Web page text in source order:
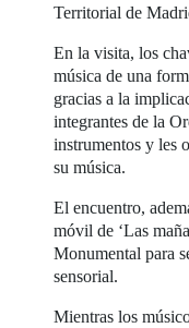
Territorial de
En la visita, los
música de una
gracias a la
integrantes de la
instrumentos y les
su música.
El encuentro,
móvil de ‘Las
Monumental para
sensorial.
Mientras los